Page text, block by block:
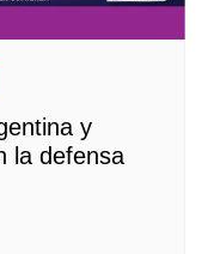
y
la defensa